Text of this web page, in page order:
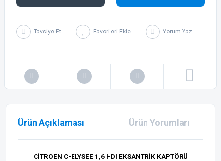
Tavsiye Et Yorum Yaz
Ürün Açıklaması Ürün Yorumları
CİTROEN C-ELYSEE 1,6 HDI EKSANTRİK KAPTÖRÜ